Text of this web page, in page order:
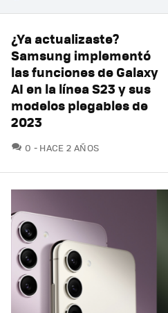
¿Ya actualizaste?
Samsung implementó
las funciones de Galaxy
AI en la línea S23 y sus
modelos plegables de
2023
0 COMENTARIOS
HACE 2 AÑOS